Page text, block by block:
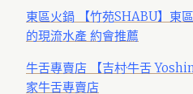
東區火鍋 【竹苑SHABU】東
的現流水產 約會推薦
牛舌專賣店 【吉村·牛舌
家牛舌專賣店